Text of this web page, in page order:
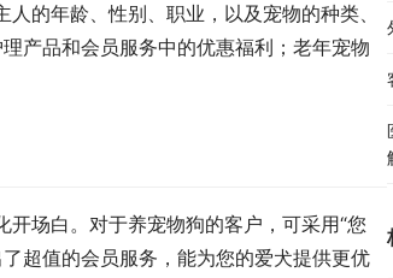
的年龄、性别、职业，以及宠物的种类、
产品和会员服务中的优惠福利；老年宠物
场白。对于养宠物狗的客户，可采用“您
超值的会员服务，能为您的爱犬提供更优